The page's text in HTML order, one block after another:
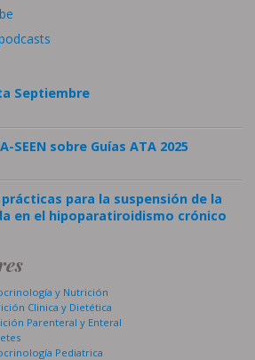
Septiembre
SEEN sobre Guías ATA 2025
para la suspensión de la
en el hipoparatiroidismo crónico
y Nutrición
Clinica y Dietética
Parenteral y Enteral
Pediatrica